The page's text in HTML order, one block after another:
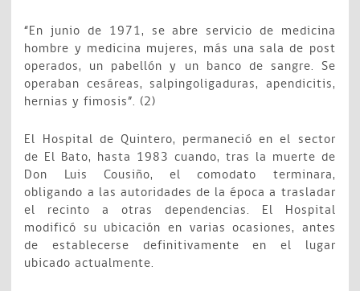
“En junio de 1971, se abre servicio de medicina
hombre y medicina mujeres, más una sala de post
operados, un pabellón y un banco de sangre. Se
operaban cesáreas, salpingoligaduras, apendicitis,
hernias y fimosis”. (2)
El Hospital de Quintero, permaneció en el sector
de El Bato, hasta 1983 cuando, tras la muerte de
Don Luis Cousiño, el comodato terminara,
obligando a las autoridades de la época a trasladar
el recinto a otras dependencias. El Hospital
modificó su ubicación en varias ocasiones, antes
de establecerse definitivamente en el lugar
ubicado actualmente.